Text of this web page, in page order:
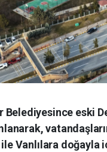
Belediyesince eski
Vanlılara doğayla